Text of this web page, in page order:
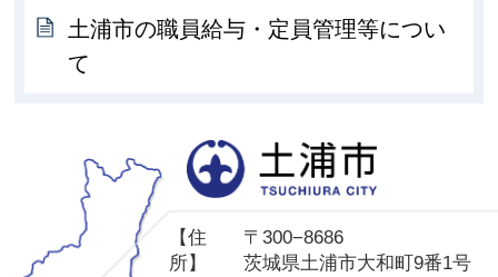
土浦市の職員給与・定員管理等につい
て
【住
所】
〒300−8686
茨城県土浦市大和町9番1号